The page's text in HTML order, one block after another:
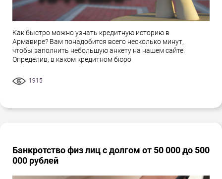
Как быстро можно узнать кредитную историю в
Армавире? Вам понадобится всего несколько минут,
чтобы заполнить небольшую анкету на нашем сайте.
Определив, в каком кредитном бюро
1915
Банкротство физ лиц с долгом от 50 000 до 500
000 рублей